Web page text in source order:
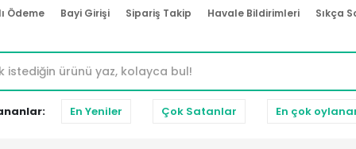
Ödeme Bayi Girişi Sipariş Takip Havale Bildirimleri Sıkça
En Yeniler Çok Satanlar En çok